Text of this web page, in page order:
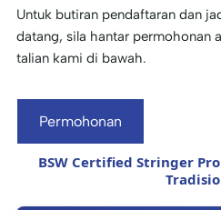
Untuk butiran pendaftaran dan
datang, sila hantar permohonan
talian kami di bawah.
Permohonan
BSW Certified Stringer